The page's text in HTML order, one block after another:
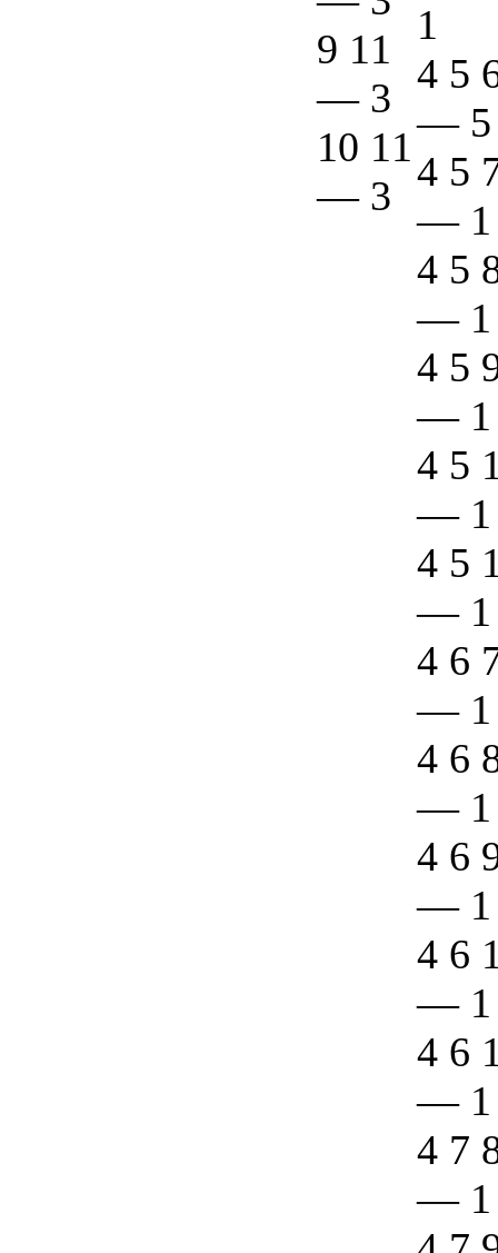
9 11
— 3
10 11
— 3
1
4 5
— 5
4 5
— 1
4 5
— 1
4 5
— 1
4 5
— 1
4 5
— 1
4 6
— 1
4 6
— 1
4 6
— 1
4 6
— 1
4 6
— 1
4 7
— 1